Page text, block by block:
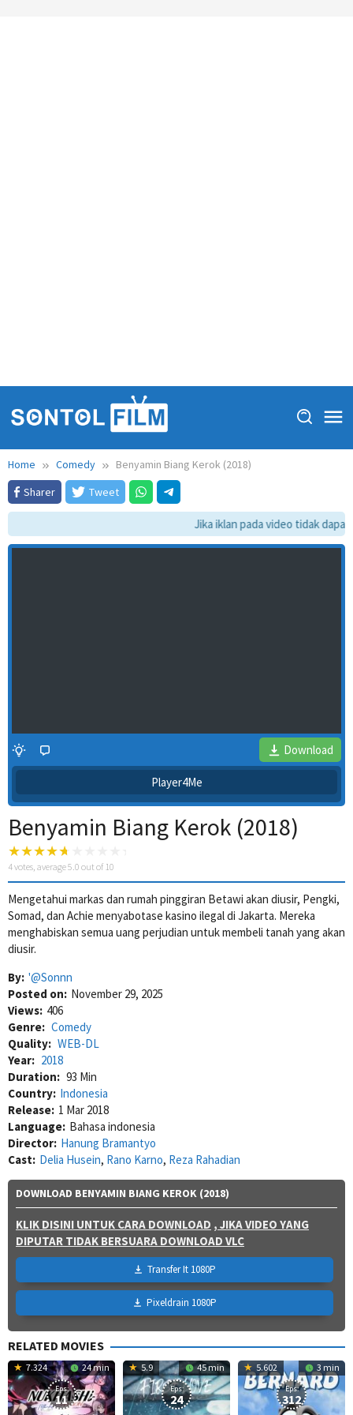
Home Comedy
Benyamin Biang Kerok (2018)
Sharer
Tweet
Jika iklan pada video tidak
4 Wait Time
Download
Player4Me
Benyamin Biang Kerok (2018)
4votes, average5.0 out of 10
Mengetahui markas dan rumah pinggiran Betawi akan diusir, Pengki,
Somad, dan Achie menyabotase kasino ilegal di Jakarta. Mereka
menghabiskan semua uang perjudian untuk membeli tanah yang akan
diusir.
By: '@Sonnn
Posted on: November 29, 2025
Views: 406
Genre: Comedy
Quality: WEB-DL
Year: 2018
Duration: 93 Min
Country: Indonesia
Release: 1 Mar 2018
Language: Bahasa indonesia
Director: Hanung Bramantyo
Cast: Delia Husein, Rano Karno, Reza Rahadian
DOWNLOAD BENYAMIN BIANG KEROK (2018)
KLIK DISINI UNTUK CARA DOWNLOAD , JIKA VIDEO YANG
DIPUTAR TIDAK BERSUARA DOWNLOAD VLC
Transfer It 1080P
Pixeldrain 1080P
RELATED MOVIES
7.324 24 min
Eps:
11
5.9 45 min
Eps:
24
5.602 3 min
Eps:
312